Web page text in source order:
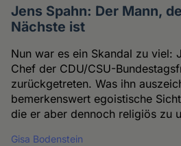
Jens Spahn: Der Mann,
Nächste ist
Nun war es ein Skandal zu viel:
Chef der CDU/CSU-
zurückgetreten. Was ihn
bemerkenswert egoistische
die er aber dennoch religiös zu
Gisa Bodenstein